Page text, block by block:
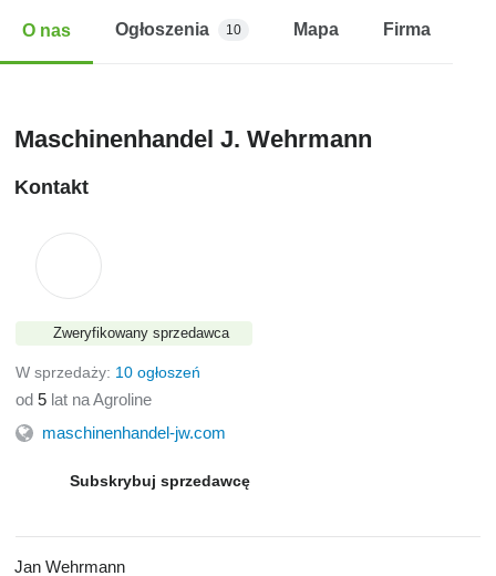
O nas Ogłoszenia 10 Mapa Firma
Maschinenhandel J. Wehrmann
Kontakt
Zweryfikowany sprzedawca
W sprzedaży: 10 ogłoszeń
od 5 lat na Agroline
maschinenhandel-jw.com
Subskrybuj sprzedawcę
Jan Wehrmann